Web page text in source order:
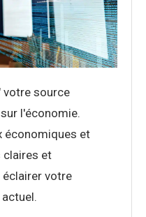
votre source
l'économie.
économiques et
claires et
éclairer votre